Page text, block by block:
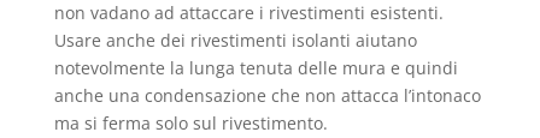
non vadano ad attaccare i rivestimenti esistenti.
Usare anche dei rivestimenti isolanti aiutano
notevolmente la lunga tenuta delle mura e quindi
anche una condensazione che non attacca l’intonaco
ma si ferma solo sul rivestimento.